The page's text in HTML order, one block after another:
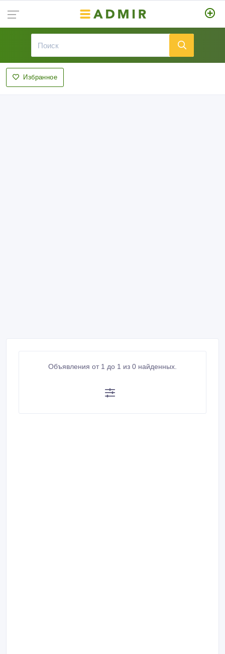
Избранное
Объявления от 1 до 1 из 0 найденных.